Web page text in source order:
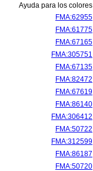
Ayuda para los colores
FMA:62955
FMA:61775
FMA:67165
FMA:305751
FMA:67135
FMA:82472
FMA:67619
FMA:86140
FMA:306412
FMA:50722
FMA:312599
FMA:86187
FMA:50720